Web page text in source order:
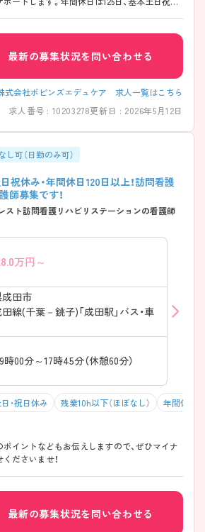
手企業ならではの福利厚生が充実している点
験を活かし、子どもたちの健康を支えたいと
ランスを大切にしながら専門性を高めたいとい
。ご興味のある方は詳細等をお伝えしますの
ください。
最新の募集状況を問い合わせる
式会社ポピンズエデュケア 求人一覧はこちら
求人番号 : 10203278更新日 : 2026年5月12日
し可（日勤のみ可）
祝休み・年間休日120日以上！訪問看護
師募集です！
スト訪問看護リハビリステーションの看護師
万円～
田市
線(千葉－銚子)「成田駅」バス・車
時00分～17時45分（休憩60分）
・祝日休み 残業10h以下（ほぼなし） 年間休日
イントなどもお伝えしますので、ぜひマイナ
ださいませ！
最新の募集状況を問い合わせる